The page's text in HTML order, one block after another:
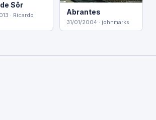
Sôr
· Ricardo
Abrantes
31/01/2004 · johnmarks